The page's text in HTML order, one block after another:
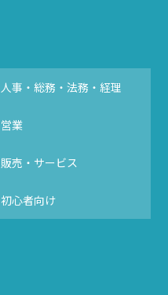
人事・総務・法務・経理
営業
販売・サービス
初心者向け